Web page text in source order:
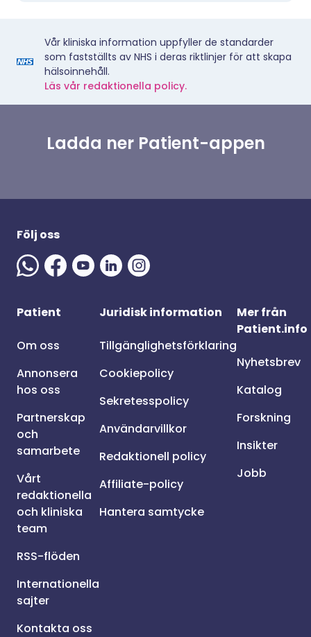
Vår kliniska information uppfyller de standarder
som fastställts av NHS i deras riktlinjer för att skapa
hälsoinnehåll.
Läs vår redaktionella policy.
Ladda ner Patient-appen
Följ oss
Patient
Om oss
Annonsera
hos oss
Partnerskap
och
samarbete
Vårt
redaktionella
och kliniska
team
RSS-flöden
Internationella
sajter
Kontakta oss
Juridisk information
Tillgänglighetsförklaring
Cookiepolicy
Sekretesspolicy
Användarvillkor
Redaktionell policy
Affiliate-policy
Hantera samtycke
Mer från
Patient.info
Nyhetsbrev
Katalog
Forskning
Insikter
Jobb